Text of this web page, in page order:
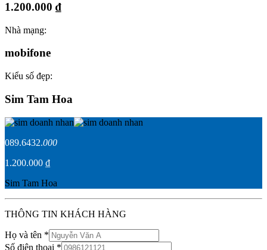
1.200.000 ₫
Nhà mạng:
mobifone
Kiểu số đẹp:
Sim Tam Hoa
089.6432.000
1.200.000 ₫
Sim Tam Hoa
THÔNG TIN KHÁCH HÀNG
Họ và tên *
Số điện thoại *